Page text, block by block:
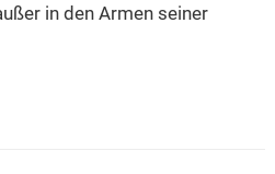
in den Armen seiner